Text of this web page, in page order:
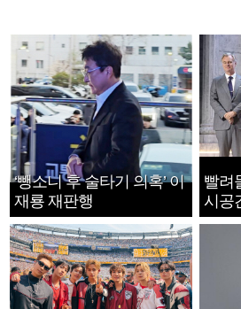
‘뺑소니 후 술타기 의혹’ 이
재룡 재판행
빨려
시공
지는